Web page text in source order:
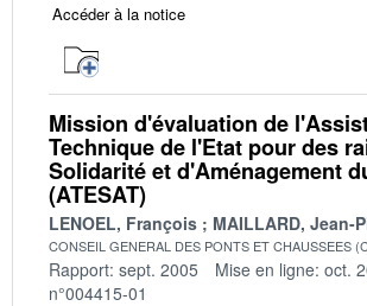
Accéder à la notice
Mission d'évaluation de
Technique de l'Etat pour des
Solidarité et d'Aménagement
(ATESAT)
LENOEL, François MAILLARD, Jean-
CONSEIL GENERAL DES PONTS ET CHAUSSEES
Rapport: sept. 2005 Mise en ligne: oct.
n°004415-01